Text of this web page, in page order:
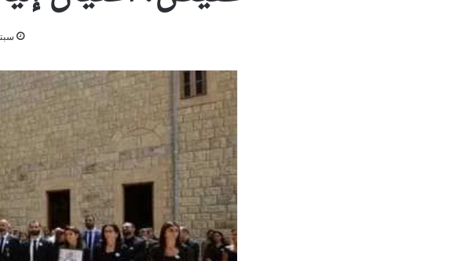
سبتمبر